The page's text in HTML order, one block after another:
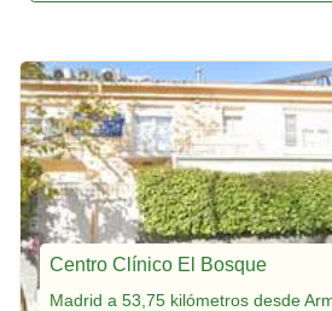
Centro Clínico El Bosque
Madrid a 53,75 kilómetros desde